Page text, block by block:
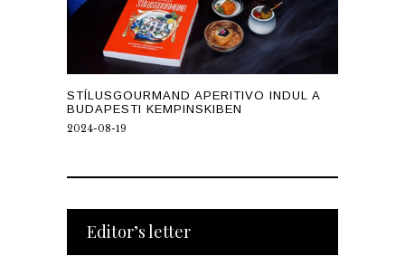
STÍLUSGOURMAND APERITIVO INDUL A
BUDAPESTI KEMPINSKIBEN
2024-08-19
Editor’s letter